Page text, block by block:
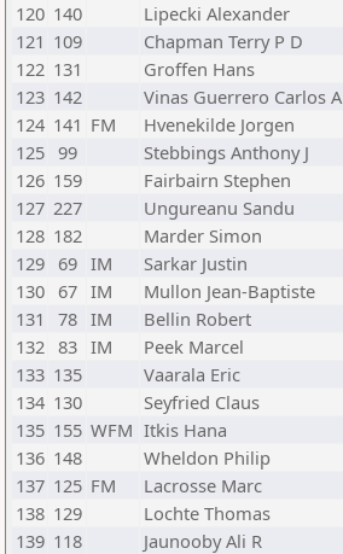
120 140 Lipecki Alexander
121 109 Chapman Terry P D
122 131 Groffen Hans
123 142 Vinas Guerrero Carlos A
124 141 FM Hvenekilde Jorgen
125 99 Stebbings Anthony J
126 159 Fairbairn Stephen
127 227 Ungureanu Sandu
128 182 Marder Simon
129 69 IM Sarkar Justin
130 67 IM Mullon Jean-Baptiste
131
78 IM Bellin Robert
132 83 IM Peek Marcel
133 135 Vaarala Eric
134 130 Seyfried Claus
135 155 WFM Itkis Hana
136 148 Wheldon Philip
137 125 FM Lacrosse Marc
138 129 Lochte Thomas
139 118 Jaunooby Ali R